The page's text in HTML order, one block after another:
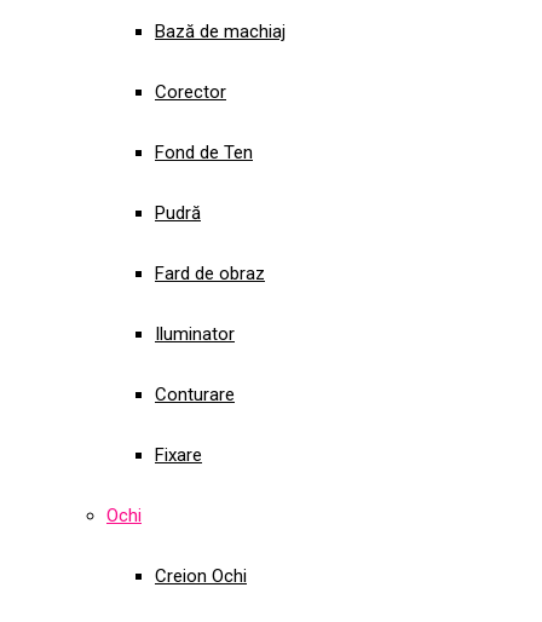
Bază de machiaj
Corector
Fond de Ten
Pudră
Fard de obraz
Iluminator
Conturare
Fixare
Ochi
Creion Ochi